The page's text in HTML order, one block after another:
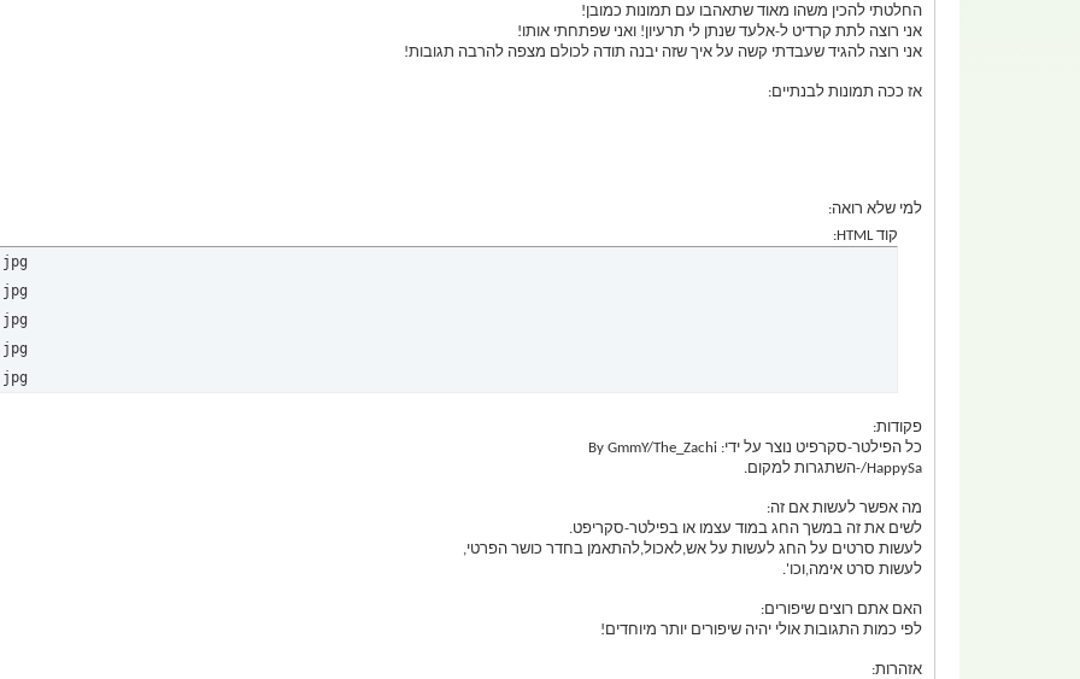
החלטתי להכין משהו מאוד שתאהבו עם תמונות כמובן!
אני רוצה לתת קרדיט ל-אלעד שנתן לי תרעיון! ואני שפתחתי אותו!
אני רוצה להגיד שעבדתי קשה על איך שזה יבנה תודה לכולם מצפה להרבה תגובות!
אז ככה תמונות לבנתיים:
למי שלא רואה:
קוד HTML:
פקודות:
כל הפילטר-סקרפיט נוצר על ידי: By GmmY/The_Zachi
HappySa/-השתגרות למקום.
מה אפשר לעשות אם זה:
לשים את זה במשך החג במוד עצמו או בפילטר-סקריפט.
לעשות סרטים על החג לעשות על אש,לאכול,להתאמן בחדר כושר הפרטי,
לעשות סרט אימה,וכו'.
האם אתם רוצים שיפורים:
לפי כמות התגובות אולי יהיה שיפורים יותר מיוחדים!
אזהרות: